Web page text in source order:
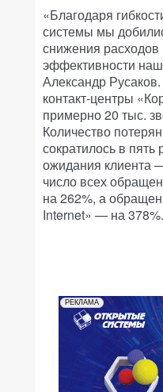
«Благодаря
системы мы
снижения
эффективности
Александр
контакт-центры
примерно 20 тыс.
Количество
сократилось в
ожидания клиента
число всех
на 262%, а
Internet» — на 378%.
РЕКЛАМА